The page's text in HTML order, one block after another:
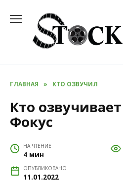
содержанию
ГЛАВНАЯ » КТО ОЗВУЧИЛ
Кто
Фокус
НА ЧТЕНИЕ
4 мин
ОПУБЛИКОВАНО
11.01.2022